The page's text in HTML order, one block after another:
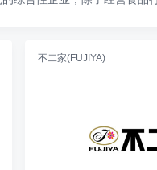
不二家(FUJIYA)